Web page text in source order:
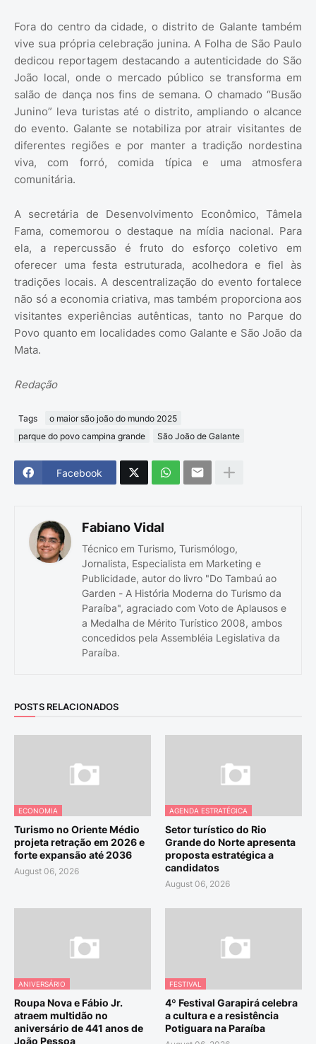
Fora do centro da cidade, o distrito de Galante também
vive sua própria celebração junina. A Folha de São Paulo
dedicou reportagem destacando a autenticidade do São
João local, onde o mercado público se transforma em
salão de dança nos fins de semana. O chamado “Busão
Junino” leva turistas até o distrito, ampliando o alcance
do evento. Galante se notabiliza por atrair visitantes de
diferentes regiões e por manter a tradição nordestina
viva, com forró, comida típica e uma atmosfera
comunitária.
A secretária de Desenvolvimento Econômico, Tâmela
Fama, comemorou o destaque na mídia nacional. Para
ela, a repercussão é fruto do esforço coletivo em
oferecer uma festa estruturada, acolhedora e fiel às
tradições locais. A descentralização do evento fortalece
não só a economia criativa, mas também proporciona aos
visitantes experiências autênticas, tanto no Parque do
Povo quanto em localidades como Galante e São João da
Mata.
Redação
Tags
o maior são joão do mundo 2025
parque do povo campina grande
São João de Galante
Facebook
Fabiano Vidal
Técnico em Turismo, Turismólogo,
Jornalista, Especialista em Marketing e
Publicidade, autor do livro "Do Tambaú ao
Garden - A História Moderna do Turismo da
Paraíba", agraciado com Voto de Aplausos e
a Medalha de Mérito Turístico 2008, ambos
concedidos pela Assembléia Legislativa da
Paraíba.
POSTS RELACIONADOS
ECONOMIA
Turismo no Oriente Médio
projeta retração em 2026 e
forte expansão até 2036
August 06, 2026
AGENDA ESTRATÉGICA
Setor turístico do Rio
Grande do Norte apresenta
proposta estratégica a
candidatos
August 06, 2026
ANIVERSÁRIO
Roupa Nova e Fábio Jr.
atraem multidão no
aniversário de 441 anos de
João Pessoa
FESTIVAL
4º Festival Garapirá celebra
a cultura e a resistência
Potiguara na Paraíba